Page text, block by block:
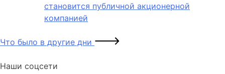
становится публичной акционерной
компанией
Что было в другие дни
Наши соцсети